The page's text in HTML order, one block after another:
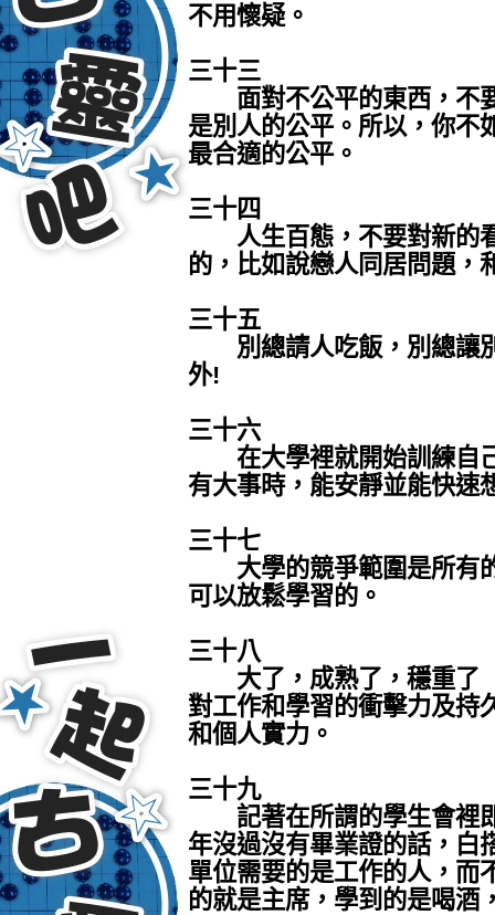
不用懷疑。
三十三
面對不公平的東西，不
是別人的公平。所以，你不
最合適的公平。
三十四
人生百態，不要對新的
的，比如說戀人同居問題，
三十五
別總請人吃飯，別總讓
外!
三十六
在大學裡就開始訓練自
有大事時，能安靜並能快速
三十七
大學的競爭範圍是所有
可以放鬆學習的。
三十八
大了，成熟了，穩重了
對工作和學習的衝擊力及持
和個人實力。
三十九
記著在所謂的學生會裡
年沒過沒有畢業證的話，白
單位需要的是工作的人，而
的就是主席，學到的是喝酒